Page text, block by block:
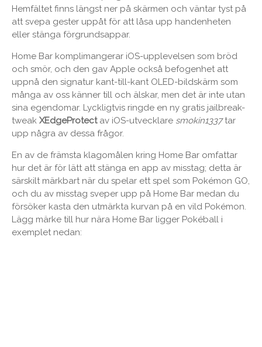
Hemfältet finns längst ner på skärmen och väntar tyst på
att svepa gester uppåt för att låsa upp handenheten
eller stänga förgrundsappar.
Home Bar komplimangerar iOS-upplevelsen som bröd
och smör, och den gav Apple också befogenhet att
uppnå den signatur kant-till-kant OLED-bildskärm som
många av oss känner till och älskar, men det är inte utan
sina egendomar. Lyckligtvis ringde en ny gratis jailbreak-
tweak XEdgeProtectav iOS-utvecklare smokin1337tar
upp några av dessa frågor.
En av de främsta klagomålen kring Home Bar omfattar
hur det är för lätt att stänga en app av misstag; detta är
särskilt märkbart när du spelar ett spel som Pokémon GO,
och du av misstag sveper upp på Home Bar medan du
försöker kasta den utmärkta kurvan på en vild Pokémon.
Lägg märke till hur nära Home Bar ligger Pokéball i
exemplet nedan: